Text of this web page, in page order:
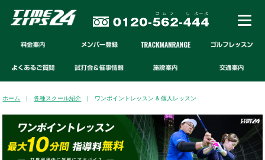
ホーム |各種スクール紹介 | ワンポイントレッスン & 個人レッスン